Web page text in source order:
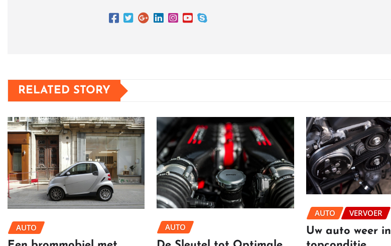
RELATED STORY
AUTO AUTO
AUTO VERVOER
Uw auto weer in